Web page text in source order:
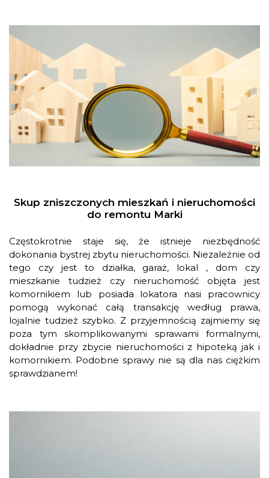
Skup zniszczonych mieszkań i nieruchomości
do remontu Marki
Częstokrotnie staje się, że istnieje niezbędność
dokonania bystrej zbytu nieruchomości. Niezależnie od
tego czy jest to działka, garaż, lokal , dom czy
mieszkanie tudzież czy nieruchomość objęta jest
komornikiem lub posiada lokatora nasi pracownicy
pomogą wykonać całą transakcję według prawa,
lojalnie tudzież szybko. Z przyjemnością zajmiemy się
poza tym skomplikowanymi sprawami formalnymi,
dokładnie przy zbycie nieruchomości z hipoteką jak i
komornikiem. Podobne sprawy nie są dla nas ciężkim
sprawdzianem!